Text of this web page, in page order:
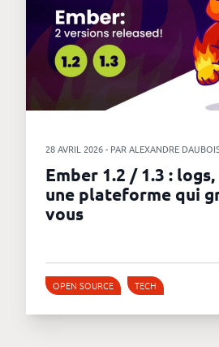
28 AVRIL 2026 - PAR ALEXANDRE
Ember 1.2 / 1.3 :
une plateforme qui
vous
OPEN SOURCE TECH